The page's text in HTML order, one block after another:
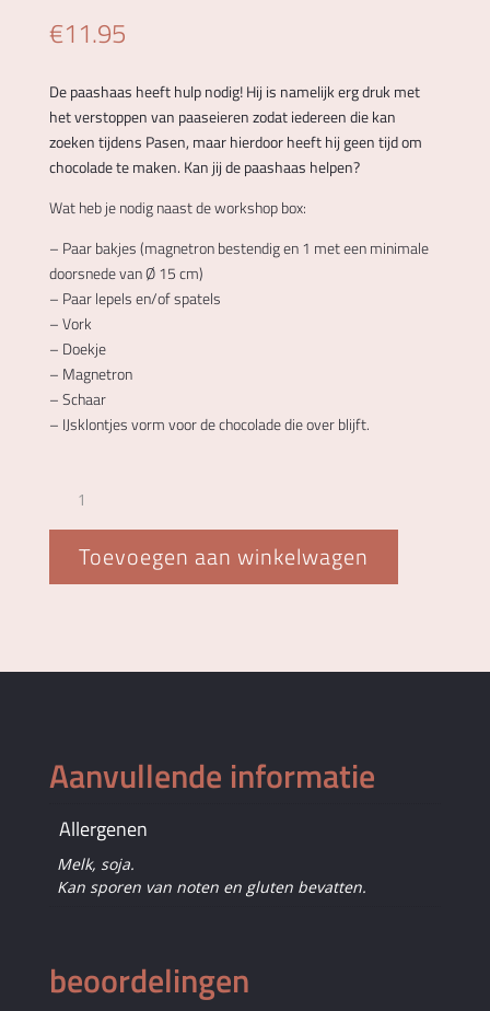
€11.95
De paashaas heeft hulp nodig! Hij is namelijk erg druk met
het verstoppen van paaseieren zodat iedereen die kan
zoeken tijdens Pasen, maar hierdoor heeft hij geen tijd om
chocolade te maken. Kan jij de paashaas helpen?
Wat heb je nodig naast de workshop box:
– Paar bakjes (magnetron bestendig en 1 met een minimale
doorsnede van Ø 15 cm)
– Paar lepels en/of spatels
– Vork
– Doekje
– Magnetron
– Schaar
– IJsklontjes vorm voor de chocolade die over blijft.
aantal
Toevoegen aan winkelwagen
Aanvullende informatie
Allergenen
Melk, soja.
Kan sporen van noten en gluten bevatten.
beoordelingen